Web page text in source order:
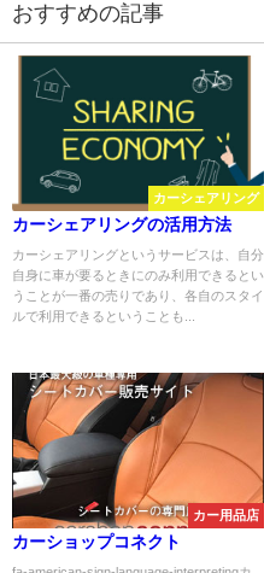
おすすめの記事
カーシェアリング
カーシェアリングの活用方法
カーシェアリングというサービスは、自分
自身に車が要るときにのみ利用できるとい
うことが一番の売りであり、各自のスタイ
ルで利用できるということも...
カー用品店
カーショップコネクト